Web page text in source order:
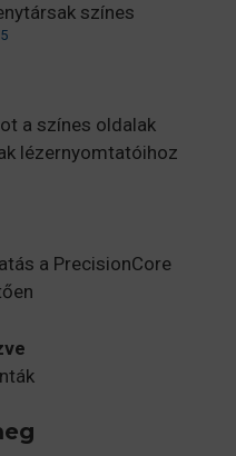
színes
5
a színes oldalak
lézernyomtatóihoz
a PrecisionCore